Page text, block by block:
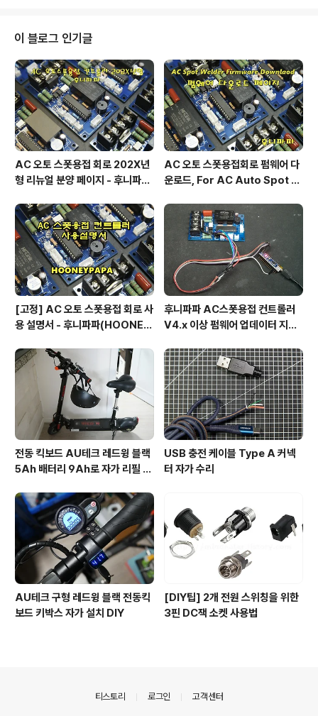
이 블로그 인기글
AC 오토 스폿용접 회로 202X년
형 리뉴얼 분양 페이지 - 후니파파
AC 오토 스폿용접회로 펌웨어 다
운로드, For AC Auto Spot W
ad by 후니파파
[고정] AC 오토 스폿용접 회로 사
용 설명서 - 후니파파(HOONEY
후니파파 AC스폿용접 컨트롤러
V4.x 이상 펌웨어 업데이터 지그
전동 킥보드 AU테크 레드윙 블랙
5Ah 배터리 9Ah로 자가 리필 교
USB 충전 케이블 Type A 커넥
터 자가 수리
AU테크 구형 레드윙 블랙 전동킥
보드 키박스 자가 설치 DIY
[DIY팁] 2개 전원 스위칭을 위한
3핀 DC잭 소켓 사용법
티스토리 로그인 고객센터